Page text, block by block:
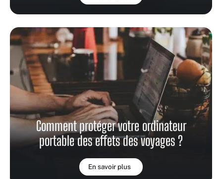
Comment protéger votre ordinateur
portable des effets des voyages ?
En savoir plus